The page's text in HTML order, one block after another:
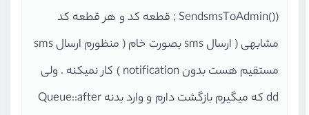
SendsmsToAdmin()) ; قطعه کد و هر قطعه کد
مشابهی ( ارسال sms بصورت خام ( منظورم ارسال sms
مستقیم هست بدون notification ) کار نمیکنه . ولی
dd که میگیرم بازگشت دارم و وارد بدنه Queue::after